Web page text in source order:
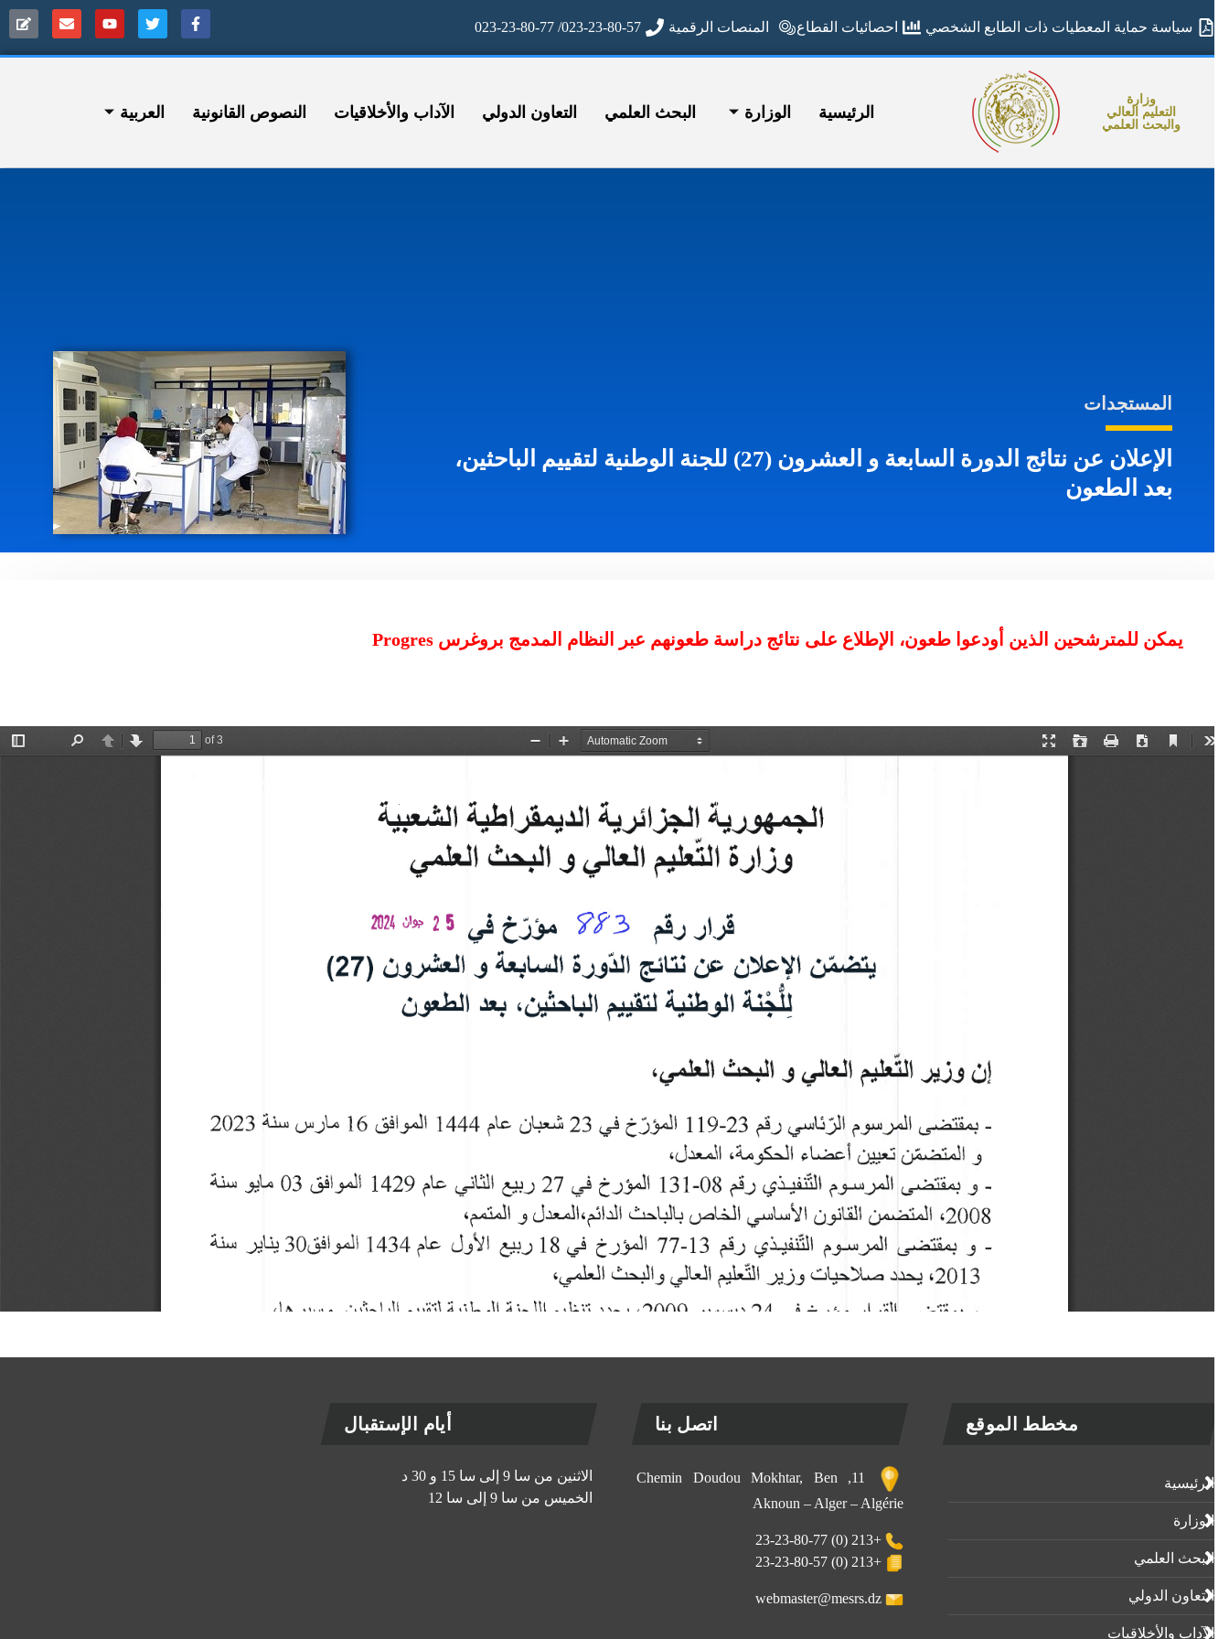
سياسة حماية المعطيات ذات الطابع الشخصي احصائيات القطاع المنصات الرقمية 023-23-80-57/ 023-23-80-77
وزارة
التعليم العالي
والبحث العلمي
الرئيسية الوزارة البحث العلمي التعاون الدولي الآداب واﻷخلاقيات النصوص القانونية العربية
المستجدات
الإعلان عن نتائج الدورة السابعة و العشرون (27) للجنة الوطنية لتقييم الباحثين،
بعد الطعون
يمكن للمترشحين الذين أودعوا طعون، الإطلاع على نتائج دراسة طعونهم عبر النظام المدمج بروغرس Progres
مخطط الموقع
الرئيسية
الوزارة
البحث العلمي
التعاون الدولي
الآداب واﻷخلاقيات
اتصل بنا
11, Chemin Doudou Mokhtar, Ben
Aknoun – Alger – Algérie
+213 (0) 23-23-80-77
+213 (0) 23-23-80-57
webmaster@mesrs.dz
أيام الإستقبال
الاثنين من سا 9 إلى سا 15 و 30 د
الخميس من سا 9 إلى سا 12